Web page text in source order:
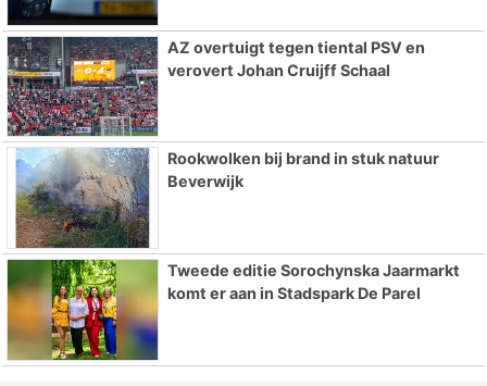
AZ overtuigt tegen tiental PSV en
verovert Johan Cruijff Schaal
Rookwolken bij brand in stuk natuur
Beverwijk
Tweede editie Sorochynska Jaarmarkt
komt er aan in Stadspark De Parel